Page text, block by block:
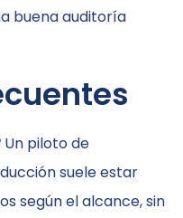
buena auditoría
Un piloto de
suele estar
según el alcance, sin